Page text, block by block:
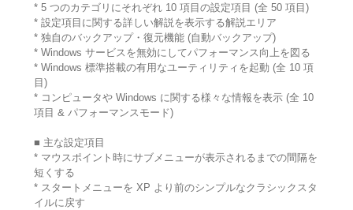
* 5 つのカテゴリにそれぞれ 10 項目の設定項目 (全 50 項目)
* 設定項目に関する詳しい解説を表示する解説エリア
* 独自のバックアップ・復元機能 (自動バックアップ)
* Windows サービスを無効にしてパフォーマンス向上を図る
* Windows 標準搭載の有用なユーティリティを起動 (全 10 項
目)
* コンピュータや Windows に関する様々な情報を表示 (全 10
項目 & パフォーマンスモード)
■ 主な設定項目
* マウスポイント時にサブメニューが表示されるまでの間隔を
短くする
* スタートメニューを XP より前のシンプルなクラシックスタ
イルに戻す